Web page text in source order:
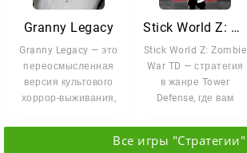
Granny Legacy
Granny Legacy — это
переосмысленная
версия культового
хоррор-выживания,
новую жизнь
Stick World Z: Zombie War TD
Stick World Z: Zombie
War TD — стратегия
в жанре Tower
Defense, где вам
оборонять
Все игры "Стратегии"